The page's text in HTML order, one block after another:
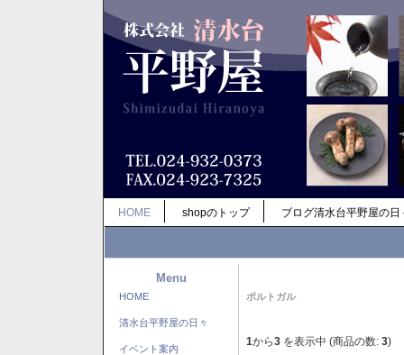
HOME shopのトップ ブログ清水台平野屋の日
Menu
HOME
清水台平野屋の日々
イベント案内
ポルトガル
1から3 を表示中 (商品の数: 3)